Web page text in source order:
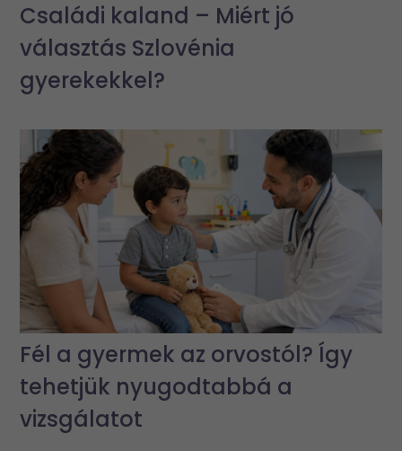
Családi kaland – Miért jó
választás Szlovénia
gyerekekkel?
Fél a gyermek az orvostól? Így
tehetjük nyugodtabbá a
vizsgálatot